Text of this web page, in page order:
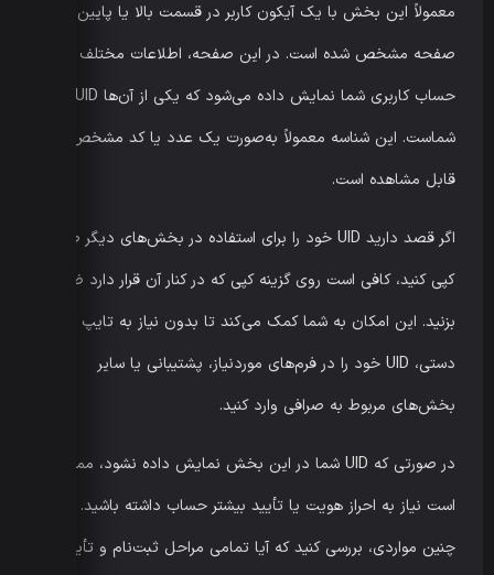
معمولاً این بخش با یک آیکون کاربر در قسمت بالا یا پایین
صفحه مشخص شده است. در این صفحه، اطلاعات مختلف
حساب کاربری شما نمایش داده می‌شود که یکی از آن‌ها UID
شماست. این شناسه معمولاً به‌صورت یک عدد یا کد مشخص
قابل مشاهده است.
اگر قصد دارید UID خود را برای استفاده در بخش‌های دیگر صرافی
کپی کنید، کافی است روی گزینه کپی که در کنار آن قرار دارد ضربه
بزنید. این امکان به شما کمک می‌کند تا بدون نیاز به تایپ
دستی، UID خود را در فرم‌های موردنیاز، پشتیبانی یا سایر
بخش‌های مربوط به صرافی وارد کنید.
در صورتی که UID شما در این بخش نمایش داده نشود، ممکن
است نیاز به احراز هویت یا تأیید بیشتر حساب داشته باشید. در
چنین مواردی، بررسی کنید که آیا تمامی مراحل ثبت‌نام و تأیید